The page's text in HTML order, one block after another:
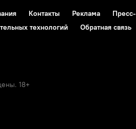
Контакты Реклама
технологий
Обратная связь
18+